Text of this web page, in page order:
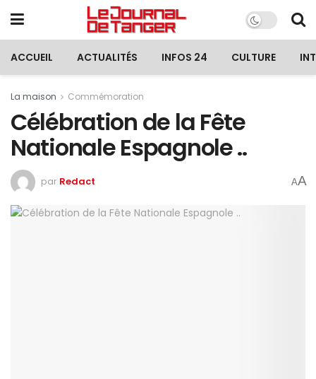
ACCUEIL ACTUALITÉS INFOS 24 CULTURE
La maison Commémoration
Célébration de la Fête
Nationale Espagnole ..
par Redact AA